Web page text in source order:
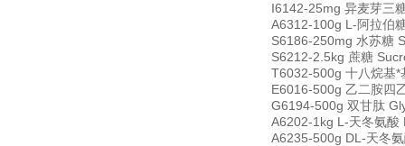
I6142-25mg 异麦芽三
A6312-100g L-阿拉伯
S6186-250mg 水苏糖
S6212-2.5kg 蔗糖
T6032-500g 十八烷基
E6016-500g 乙二胺四
G6194-500g 双甘肽
A6202-1kg L-天冬氨酸
A6235-500g DL-天冬